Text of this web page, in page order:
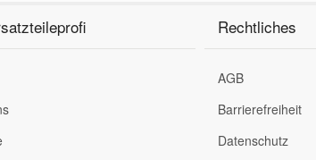
Rechtliches
AGB
Barrierefreiheit
Datenschutz